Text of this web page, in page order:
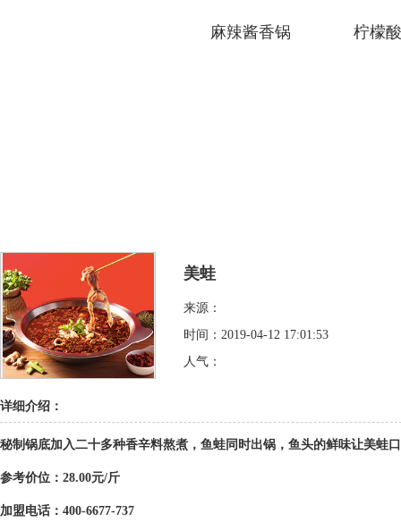
麻辣酱香锅 柠檬
美蛙
来源：
时间：2019-04-12 17:01:53
人气：
详细介绍：
秘制锅底加入二十多种香辛料熬煮，鱼蛙同时出锅，鱼头的鲜味让美蛙
参考价位：28.00元/斤
加盟电话：400-6677-737